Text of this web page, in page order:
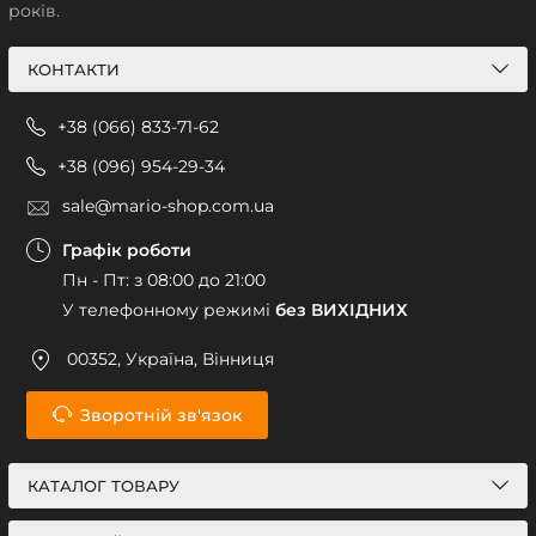
років.
КОНТАКТИ
+38 (066) 833-71-62
+38 (096) 954-29-34
sale@mario-shop.com.ua
Графік роботи
Пн - Пт: з 08:00 до 21:00
У телефонному режимі без ВИХІДНИХ
00352, Україна, Вінниця
Зворотній зв'язок
КАТАЛОГ ТОВАРУ